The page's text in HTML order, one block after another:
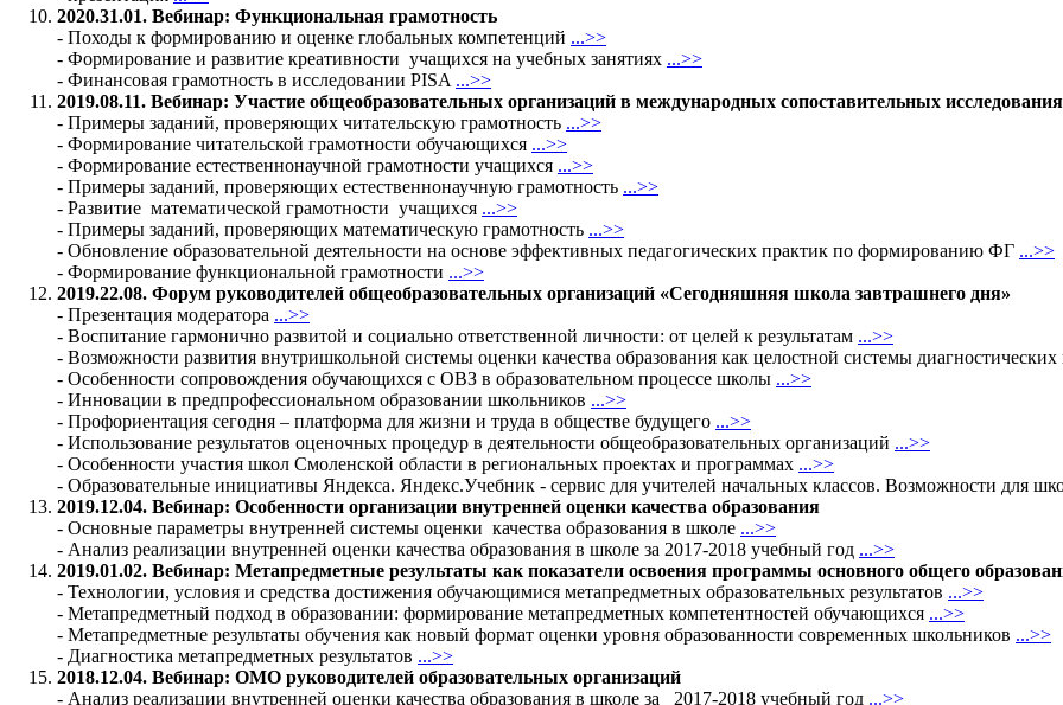
2020.31.01. Вебинар: Функциональная грамотность
- Походы к формированию и оценке глобальных компетенций ...>>
- Формирование и развитие креативности учащихся на учебных занятиях ...>>
- Финансовая грамотность в исследовании PISA ...>>
2019.08.11. Вебинар: Участие общеобразовательных организаций в международных сопоставительных
- Примеры заданий, проверяющих читательскую грамотность ...>>
- Формирование читательской грамотности обучающихся ...>>
- Формирование естественнонаучной грамотности учащихся ...>>
- Примеры заданий, проверяющих естественнонаучную грамотность ...>>
- Развитие математической грамотности учащихся ...>>
- Примеры заданий, проверяющих математическую грамотность ...>>
- Обновление образовательной деятельности на основе эффективных педагогических практик по формированию ФГ ...>>
- Формирование функциональной грамотности ...>>
2019.22.08. Форум руководителей общеобразовательных организаций «Сегодняшняя школа завтрашнего дня»
- Презентация модератора ...>>
- Воспитание гармонично развитой и социально ответственной личности: от целей к результатам ...>>
- Возможности развития внутришкольной системы оценки качества образования как целостной системы
- Особенности сопровождения обучающихся с ОВЗ в образовательном процессе школы ...>>
- Инновации в предпрофессиональном образовании школьников ...>>
- Профориентация сегодня – платформа для жизни и труда в обществе будущего ...>>
- Использование результатов оценочных процедур в деятельности общеобразовательных организаций ...>>
- Особенности участия школ Смоленской области в региональных проектах и программах ...>>
- Образовательные инициативы Яндекса. Яндекс.Учебник - сервис для учителей начальных классов. Возможности для
2019.12.04. Вебинар: Особенности организации внутренней оценки качества образования
- Основные параметры внутренней системы оценки качества образования в школе ...>>
- Анализ реализации внутренней оценки качества образования в школе за 2017-2018 учебный год ...>>
2019.01.02. Вебинар: Метапредметные результаты как показатели освоения программы основного общего
- Технологии, условия и средства достижения обучающимися метапредметных образовательных результатов ...>>
- Метапредметный подход в образовании: формирование метапредметных компетентностей обучающихся ...>>
- Метапредметные результаты обучения как новый формат оценки уровня образованности современных школьников ...>>
- Диагностика метапредметных результатов ...>>
2018.12.04. Вебинар: ОМО руководителей образовательных организаций
- Анализ реализации внутренней оценки качества образования в школе за
2017-2018 учебный год ...>>